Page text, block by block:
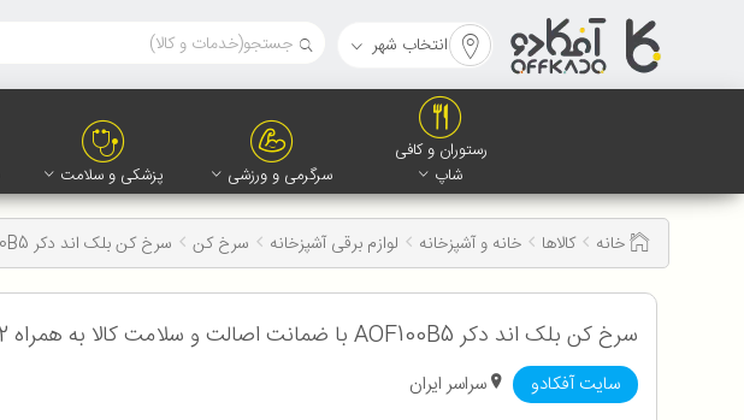
انتخاب شهر
رستوران و کافی
شاپ
سرگرمی و ورزشی پزشکی و سلامت
خانه کالاها خانه و آشپزخانه لوازم برقی آشپزخانه سرخ کن سرخ کن بلک اند دکر AOF100B5
سرخ کن بلک اند دکر AOF100B5 با ضمانت اصالت و سلامت کالا به همراه 12 ماه گارانتی
سایت آفکادو سراسر ایران